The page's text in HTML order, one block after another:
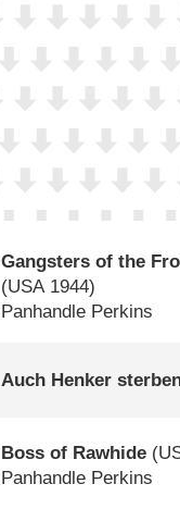
Gangsters of the
(USA 1944)
Panhandle Perkins
Auch Henker
Boss of Rawhide (
Panhandle Perkins